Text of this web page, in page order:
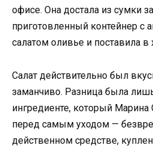
офисе. Она достала из сумки
приготовленный контейнер с
салатом оливье и поставила в
Салат действительно был
заманчиво. Разница была
ингредиенте, который Марина
перед самым уходом —
действенном средстве,